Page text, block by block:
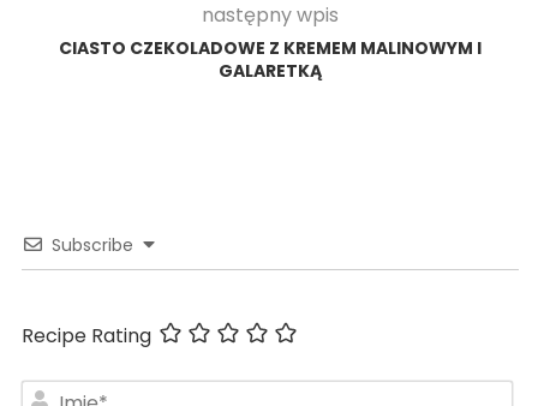
następny wpis
CIASTO CZEKOLADOWE Z KREMEM MALINOWYM I
GALARETKĄ
Subscribe
Recipe Rating